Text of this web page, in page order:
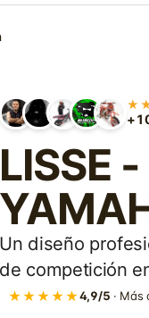
LISSE
Un diseño
de competición
★★★★★4,9/5 ·